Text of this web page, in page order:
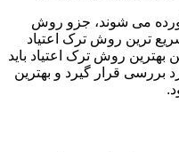
می شوند، جزو روش
ترین روش ترک اعتیاد
روش ترک اعتیاد باید
قرار گیرد و بهترین